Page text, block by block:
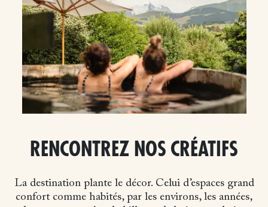
RENCONTREZ NOS CRÉATIFS
La destination plante le décor. Celui d’espaces grand
confort comme habités, par les environs, les années,